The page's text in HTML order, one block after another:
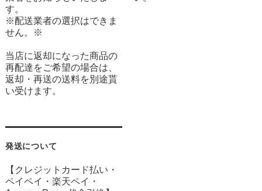
す。
※配送業者の選択はできま
せん。※
当店に返却になった商品の
再配達をご希望の場合は、
返却・再送の送料を別途貰
い受けます。
発送について
【クレジットカード払い・
ペイペイ・楽天ペイ・